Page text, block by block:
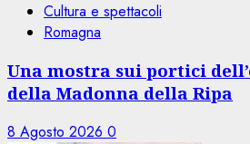
Cultura e spettacoli
Romagna
Una mostra sui portici
della Madonna della Ripa
8 Agosto 2026 0